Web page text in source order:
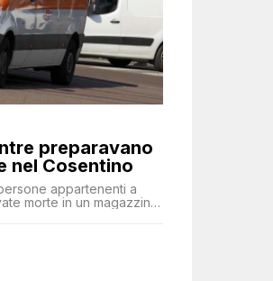
preparavano
nel Cosentino
appartenenti a
morte in un magazzino: